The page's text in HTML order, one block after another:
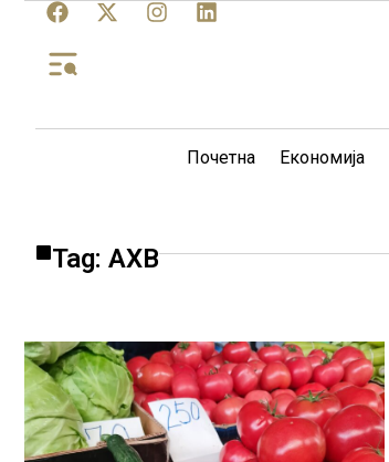
Почетна Економија
Tag: АХВ